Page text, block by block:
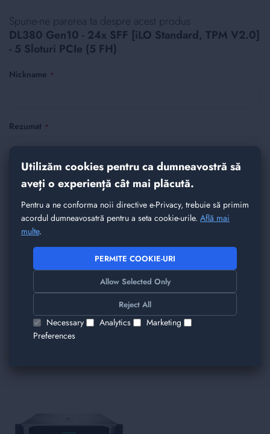
Utilizăm cookies pentru ca dumneavostră să
aveți o experiență cât mai plăcută.
Pentru a ne conforma noii directive e-Privacy, trebuie să primim
acordul dumneavosatră pentru a seta cookie-urile. Află mai
multe.
PERMITE COOKIE-URI
Allow Selected Only
Reject All
Necessary Analytics
Marketing
Preferences
Spune-ne parerea ta despre acest produs
DL380 Gen10 - 24x SFF [iLO Standard, TPM V2.0]
- 5 Sloturi PCIe (5 FH)
Nickname
Rezumat
Recenzie
TRIMITE
Am găsit alte produse care v-ar plăcea!